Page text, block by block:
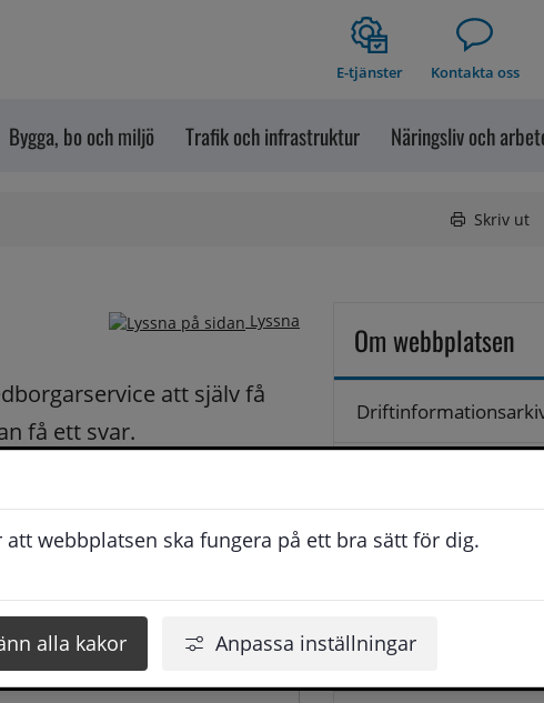
webbplatsen ska fungera på ett bra sätt för dig.
alla kakor Anpassa inställningar
E-tjänster Kontakta oss
Bygga, bo och miljö Trafik och infrastruktur Näringsliv och
Skriv ut
Lyssna
att själv få
få ett svar.
möjligt.
som möjligt under arbetstid.
arbetsdagar.
Om webbplatsen
Hantering av
Kontakta oss
Ställa en fråga
Logga in